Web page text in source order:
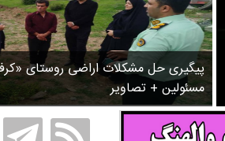
پیگیری حل مشکلات اراضی روستای
مسئولین + تصاویر